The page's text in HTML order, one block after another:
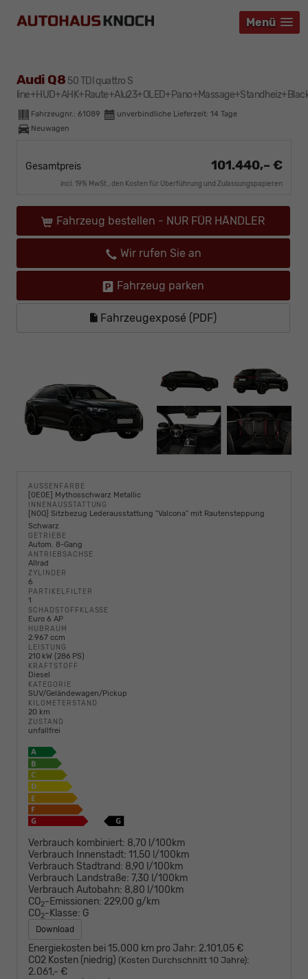
Menü
Menü
Menü
Audi Q8 50 TDI quattro S
Fahrzeugnr.: 61089 unverbindliche Lieferzeit: 14 Tage
Neuwagen
Gesamtpreis 101.440,– €
incl. 19% MwSt., den Kosten für Überführung und Zulassungspapieren
Fahrzeug bestellen - NUR FÜR HÄNDLER
Wir rufen Sie an
Fahrzeug parken
Fahrzeugexposé (PDF)
AUSSENFARBE
[0E0E] Mythosschwarz Metallic
INNENAUSSTATTUNG
[N0Q] Sitzbezug Lederausstattung "Valcona" mit Rautensteppung
Schwarz
GETRIEBE
Autom. 8-Gang
ANTRIEBSACHSE
Allrad
ZYLINDER
6
PARTIKELFILTER
1
SCHADSTOFFKLASSE
Euro 6 AP
HUBRAUM
2.967 ccm
LEISTUNG
210 kW (286 PS)
KRAFTSTOFF
Diesel
KATEGORIE
SUV/Geländewagen/Pickup
KILOMETERSTAND
20 km
ZUSTAND
unfallfrei
Verbrauch kombiniert: 8,70 l/100km
Verbrauch Innenstadt: 11,50 l/100km
Verbrauch Stadtrand: 8,90 l/100km
Verbrauch Landstraße: 7,30 l/100km
Verbrauch Autobahn: 8,80 l/100km
CO2-Emissionen: 229,00 g/km
CO2-Klasse: G
Download
Energiekosten bei 15.000 km pro Jahr: 2.101,05 €
CO2 Kosten (niedrig) (Kosten Durchschnitt 10 Jahre):
2.061,- €